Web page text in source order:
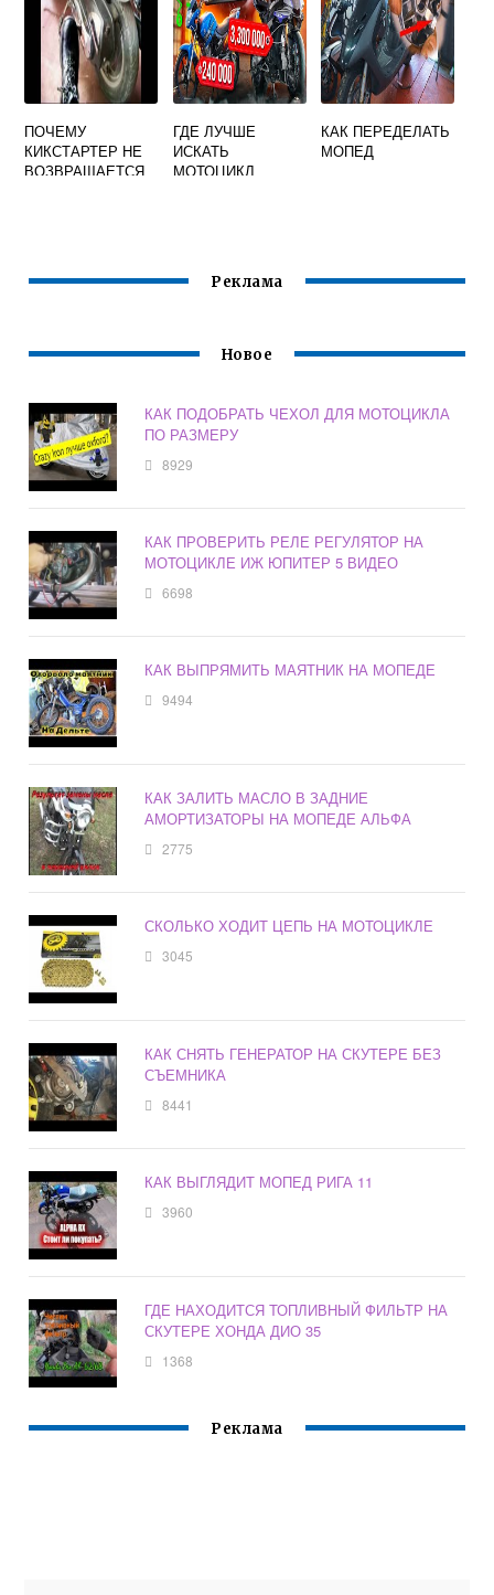
ПОЧЕМУ
КИКСТАРТЕР НЕ
ВОЗВРАЩАЕТСЯ
ГДЕ ЛУЧШЕ
ИСКАТЬ
МОТОЦИКЛ
КАК ПЕРЕДЕЛАТЬ
МОПЕД
Реклама
Новое
КАК ПОДОБРАТЬ ЧЕХОЛ ДЛЯ МОТОЦИКЛА
ПО РАЗМЕРУ
8929
КАК ПРОВЕРИТЬ РЕЛЕ РЕГУЛЯТОР НА
МОТОЦИКЛЕ ИЖ ЮПИТЕР 5 ВИДЕО
6698
КАК ВЫПРЯМИТЬ МАЯТНИК НА МОПЕДЕ
9494
КАК ЗАЛИТЬ МАСЛО В ЗАДНИЕ
АМОРТИЗАТОРЫ НА МОПЕДЕ АЛЬФА
2775
СКОЛЬКО ХОДИТ ЦЕПЬ НА МОТОЦИКЛЕ
3045
КАК СНЯТЬ ГЕНЕРАТОР НА СКУТЕРЕ БЕЗ
СЪЕМНИКА
8441
КАК ВЫГЛЯДИТ МОПЕД РИГА 11
3960
ГДЕ НАХОДИТСЯ ТОПЛИВНЫЙ ФИЛЬТР НА
СКУТЕРЕ ХОНДА ДИО 35
1368
Реклама